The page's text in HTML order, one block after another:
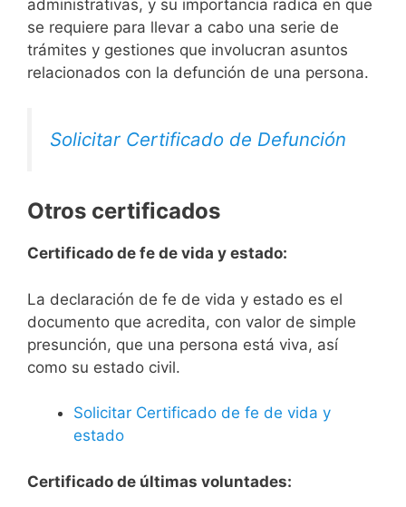
administrativas, y su importancia radica en que
se requiere para llevar a cabo una serie de
trámites y gestiones que involucran asuntos
relacionados con la defunción de una persona.
Solicitar Certificado de Defunción
Otros certificados
Certificado de fe de vida y estado:
La declaración de fe de vida y estado es el
documento que acredita, con valor de simple
presunción, que una persona está viva, así
como su estado civil.
Solicitar Certificado de fe de vida y
estado
Certificado de últimas voluntades: